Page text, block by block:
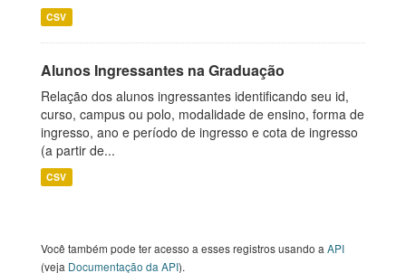
CSV
Alunos Ingressantes na Graduação
Relação dos alunos ingressantes identificando seu id,
curso, campus ou polo, modalidade de ensino, forma de
ingresso, ano e período de ingresso e cota de ingresso
(a partir de...
CSV
Você também pode ter acesso a esses registros usando a API
(veja Documentação da API).